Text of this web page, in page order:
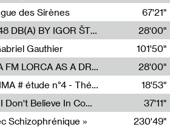
Pernet
des Sirènes
67'21"
Radia Show #1100 : 74.48 DB(A) BY IGOR ŠTROMAJER FOR RADIO X
28'00"
Gauthier
Gauthier
101'50"
Radia Show #1099: TEA FM LORCA AS A DREAM
28'00"
Mimésis : MATERIA PRIMA # étude n°4 - Théâtre de l’Aquarium
della Crisi
18'53"
Ok Deluxe (full album) - I Don't Believe In Computing
37'11"
Schizophrénique »
230'49"